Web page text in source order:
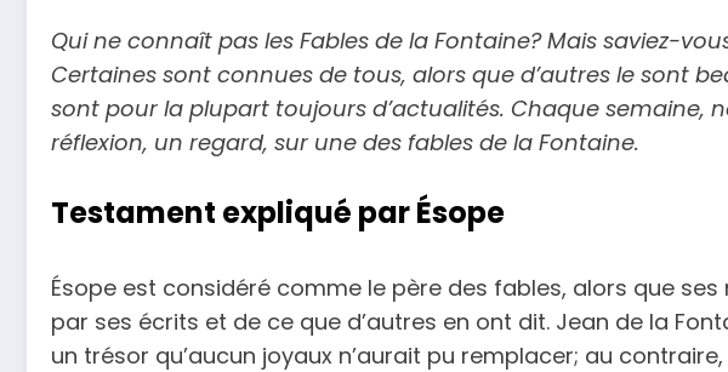
Qui ne connaît pas les Fables de la Fontaine? Mais saviez-
Certaines sont connues de tous, alors que d’autres le sont
sont pour la plupart toujours d’actualités. Chaque semaine,
réflexion, un regard, sur une des fables de la Fontaine.
Testament expliqué par Ésope
Ésope est considéré comme le père des fables, alors que
par ses écrits et de ce que d’autres en ont dit. Jean de la
un trésor qu’aucun joyaux n’aurait pu remplacer; au